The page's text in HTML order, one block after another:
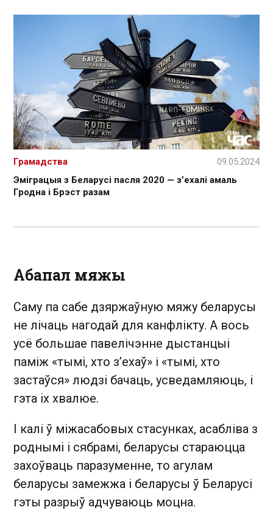
Эміграцыя з Беларусі пасля 2020 — з’ехалі амаль
Гродна і Брэст разам
Грамадства 09.05.2024
Абапал мяжы
Саму па сабе дзяржаўную мяжу беларусы
не лічаць нагодай для канфлікту. А вось
усё большае павелічэнне дыстанцыі
паміж «тымі, хто з’ехаў» і «тымі, хто
застаўся» людзі бачаць, усведамляюць, і
гэта іх хвалюе.
І калі ў міжасабовых стасунках, асабліва з
роднымі і сябрамі, беларусы стараюцца
захоўваць паразуменне, то агулам
беларусы замежжа і беларусы ў Беларусі
гэты разрыў адчуваюць моцна.